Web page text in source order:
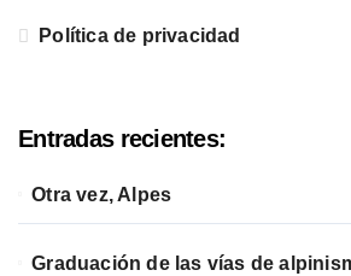
Política de privacidad
Entradas recientes:
Otra vez, Alpes
Graduación de las vías de